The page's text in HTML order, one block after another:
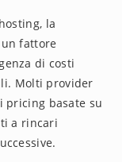
la
fattore
di costi
Molti provider
pricing basate su
a rincari